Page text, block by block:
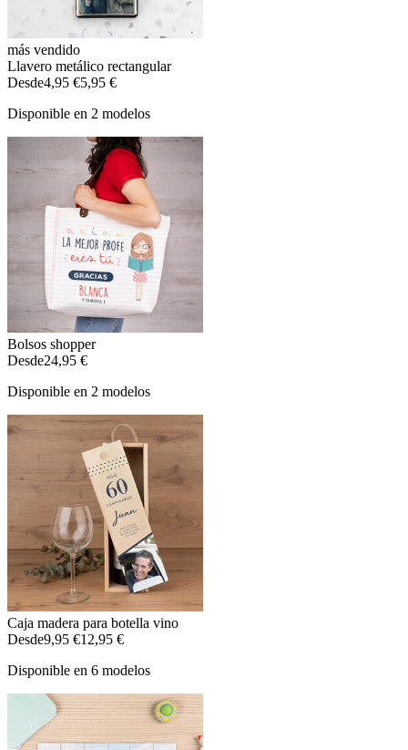
más vendido
Llavero metálico rectangular
Desde4,95 €5,95 €
Disponible en 2 modelos
Bolsos shopper
Desde24,95 €
Disponible en 2 modelos
Caja madera para botella vino
Desde9,95 €12,95 €
Disponible en 6 modelos